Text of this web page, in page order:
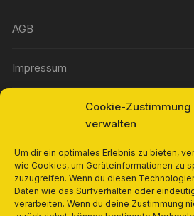
Cookie-Zustimmung
verwalten
Um dir ein optimales Erlebnis zu bieten,
wie Cookies, um Geräteinformationen zu
zuzugreifen. Wenn du diesen
Daten wie das Surfverhalten oder
verarbeiten. Wenn du deine Zustimmung
AGB
Impressum
Widerrufsbelehrung
Cookie-Richtlinie (EU)